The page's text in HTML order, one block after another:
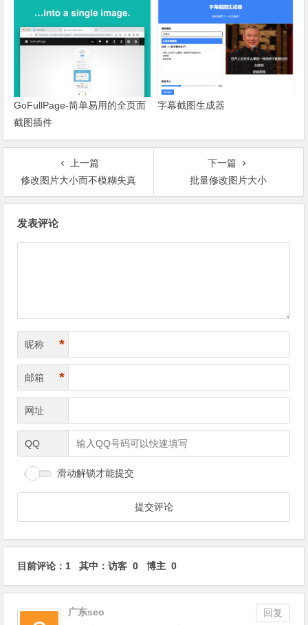
GoFullPage-简单易用的全页面
截图插件
字幕截图生成器
上一篇
修改图片大小而不模糊失真
下一篇
批量修改图片大小
发表评论
昵称 *
邮箱 *
网址
QQ
滑动解锁才能提交
目前评论：1 其中：访客 0 博主 0
广东seo
回复